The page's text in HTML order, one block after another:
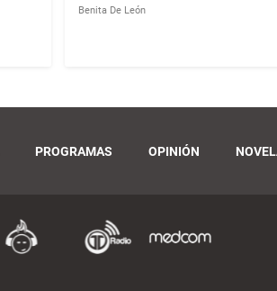
Benita De León
PROGRAMAS OPINIÓN